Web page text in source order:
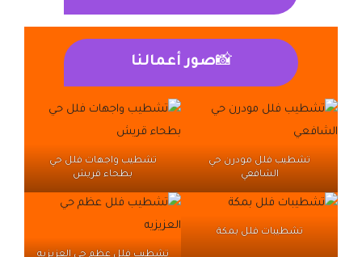
📸صور أعمالنا
تشطيب فلل مودرن حي
الشافعي
تشطيب واجهات فلل حي
بطحاء قريش
تشطيبات فلل بمكة
تشطيب فلل عظم حي العزيزيه